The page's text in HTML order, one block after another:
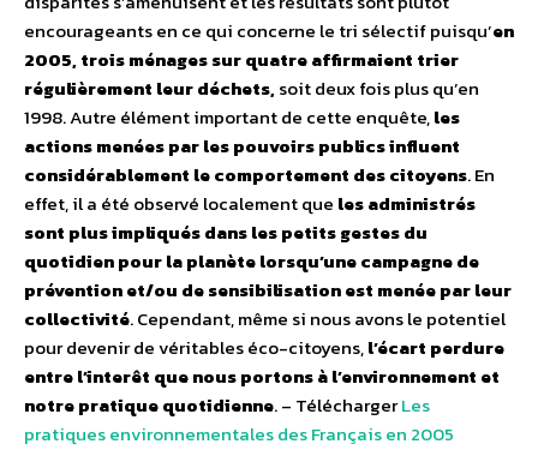
encourageants en ce qui concerne le tri sélectif puisqu’en
2005, trois ménages sur quatre affirmaient trier
régulièrement leur déchets,soit deux fois plus qu’en
1998. Autre élément important de cette enquête,les
actions menées par les pouvoirs publics influent
considérablement le comportement des citoyens. En
effet, il a été observé localement que les administrés
sont plus impliqués dans les petits gestes du
quotidien pour la planète lorsqu’une campagne de
prévention et/ou de sensibilisation est menée par leur
collectivité. Cependant, même si nous avons le potentiel
pour devenir de véritables éco-citoyens,l’écart perdure
entre l’interêt que nous portons à l’environnement et
notre pratique quotidienne. – TéléchargerLes
pratiques environnementales des Français en 2005